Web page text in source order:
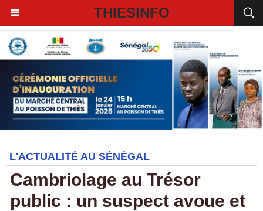
THIESINFO
L'ACTUALITÉ AU SÉNÉGAL
Cambriolage au Trésor
public : un suspect avoue et